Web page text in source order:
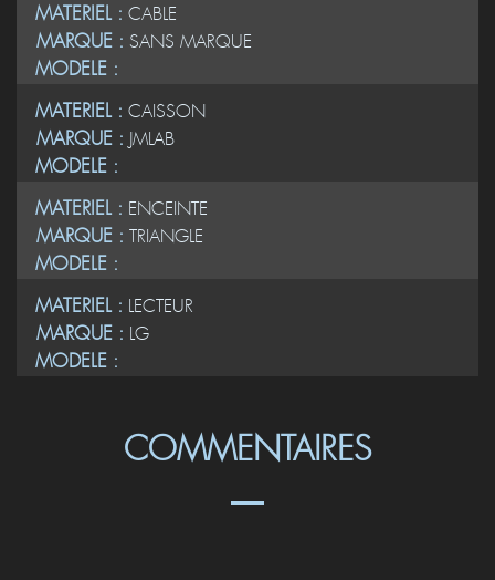
MATERIEL : CABLE
MARQUE : SANS MARQUE
MODELE :
MATERIEL : CAISSON
MARQUE : JMLAB
MODELE :
MATERIEL : ENCEINTE
MARQUE : TRIANGLE
MODELE :
MATERIEL : LECTEUR
MARQUE : LG
MODELE :
COMMENTAIRES